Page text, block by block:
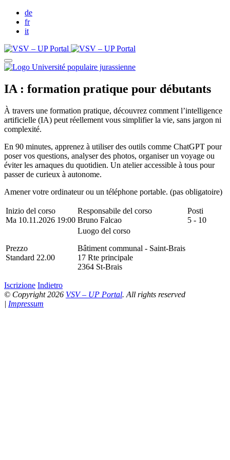
de
fr
it
IA : formation pratique pour débutants
À travers une formation pratique, découvrez comment l’intelligence
artificielle (IA) peut réellement vous simplifier la vie, sans jargon ni
complexité.
En 90 minutes, apprenez à utiliser des outils comme ChatGPT pour
poser vos questions, analyser des photos, organiser un voyage ou
éviter les arnaques du quotidien. Un atelier accessible à tous pour
passer de curieux à autonome.
Amener votre ordinateur ou un téléphone portable. (pas obligatoire)
Inizio del corso
Ma 10.11.2026 19:00
Responsabile del corso
Bruno Falcao
Posti
5 - 10
Prezzo
Standard 22.00
Luogo del corso
Bâtiment communal - Saint-Brais
17 Rte principale
2364 St-Brais
Iscrizione Indietro
© Copyright 2026 VSV – UP Portal. All rights reserved
| Impressum